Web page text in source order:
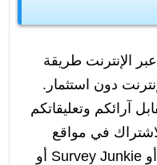
الإنترنت طريقة
دون استثمار.
آرائكم وتعليقاتكم
في مواقع
الاستطلاعات مثل Swagbucks أو Survey Junkie أو